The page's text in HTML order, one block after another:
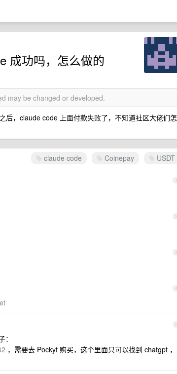
成功吗，怎么做的
may be changed or developed.
后，claude code 上面付款失败了，不知道社区大佬们怎
claude code Coinepay USDT
1
2
3
4
5
，需要去 Pockyt 购买，这个里面只可以找到 chatgpt ，